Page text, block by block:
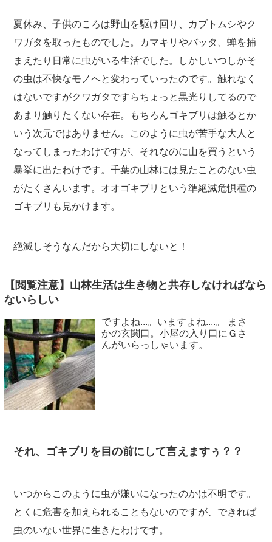
夏休み、子供のころは野山を駆け回り、カブトムシやク
ワガタを取ったものでした。カマキリやバッタ、蝉を捕
まえたり日常に虫がいる生活でした。しかしいつしかそ
の虫は不快なモノへと変わっていったのです。触れなく
はないですがクワガタですらちょっと黒光りしてるので
あまり触りたくない存在。もちろんゴキブリは触るとか
いう次元ではありません。このように虫が苦手な大人と
なってしまったわけですが、それなのに山を買うという
暴挙に出たわけです。千葉の山林には見たことのない虫
がたくさんいます。オオゴキブリという準絶滅危惧種の
ゴキブリも見かけます。
絶滅しそうなんだから大切にしないと！
【閲覧注意】山林生活は生き物と共存しなければなら
ないらしい
ですよね...。いますよね....。 まさ
かの玄関口。小屋の入り口にＧさ
んがいらっしゃいます。
それ、ゴキブリを目の前にして言えますぅ？？
いつからこのように虫が嫌いになったのかは不明です。
とくに危害を加えられることもないのですが、できれば
虫のいない世界に生きたわけです。